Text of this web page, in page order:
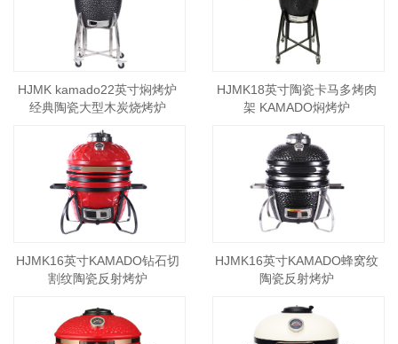
HJMK kamado22英寸焖烤炉
经典陶瓷大型木炭烧烤炉
HJMK18英寸陶瓷卡马多烤肉
架 KAMADO焖烤炉
HJMK16英寸KAMADO钻石切
割纹陶瓷反射烤炉
HJMK16英寸KAMADO蜂窝纹
陶瓷反射烤炉